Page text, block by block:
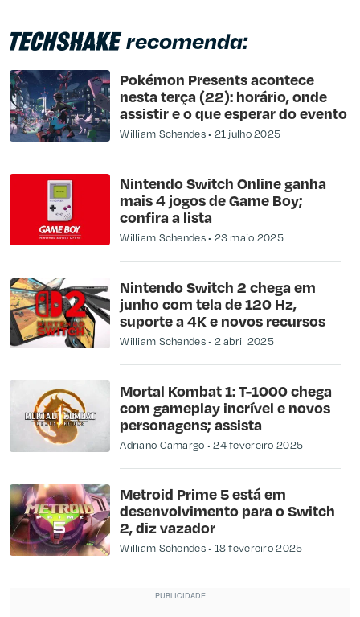
recomenda:
Pokémon Presents acontece
nesta terça (22): horário, onde
assistir e o que esperar do evento
William Schendes 21 julho 2025
Nintendo Switch Online ganha
mais 4 jogos de Game Boy;
confira a lista
William Schendes 23 maio 2025
Nintendo Switch 2 chega em
junho com tela de 120 Hz,
suporte a 4K e novos recursos
William Schendes 2 abril 2025
Mortal Kombat 1: T-1000 chega
com gameplay incrível e novos
personagens; assista
Adriano Camargo 24 fevereiro 2025
Metroid Prime 5 está em
desenvolvimento para o Switch
2, diz vazador
William Schendes 18 fevereiro 2025